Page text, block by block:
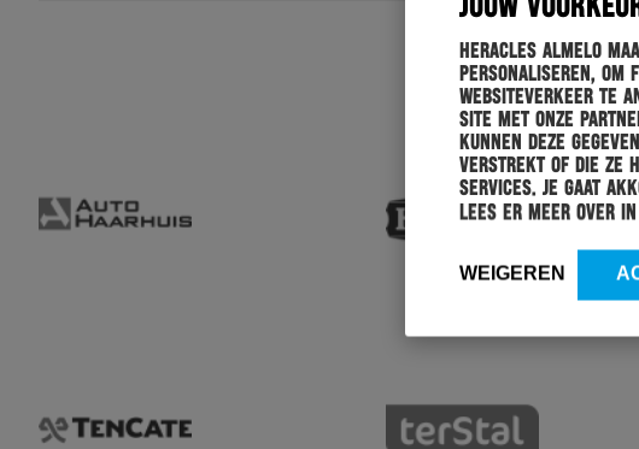
JOUW
Heracles Almelo
personaliseren, om
websiteverkeer te
site met onze
kunnen deze
verstrekt of die ze
services. Je gaat
Lees er meer over in
WEIGEREN